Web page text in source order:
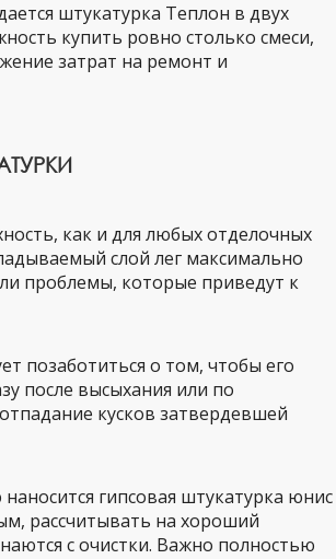
штукатурка Теплон в двух
купить ровно столько смеси,
затрат на ремонт и
как и для любых отделочных
слой лег максимально
проблемы, которые приведут к
позаботиться о том, чтобы его
после высыхания или по
кусков затвердевшей
гипсовая штукатурка юнис
рассчитывать на хороший
с очистки. Важно полностью